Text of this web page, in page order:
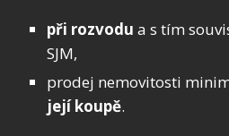
při rozvodu a s tím
SJM,
prodej nemovitosti
její koupě.